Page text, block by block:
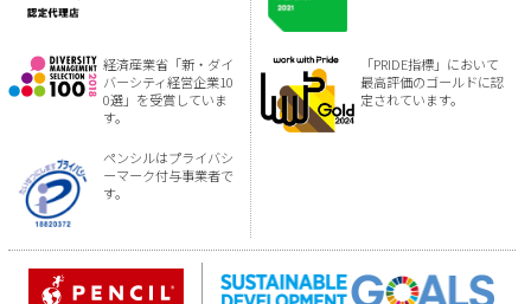
経済産業省「新・ダイ
バーシティ経営企業10
0選」を受賞していま
す。
「PRIDE指標」において
最高評価のゴールドに認
定されています。
ペンシルはプライバシ
ーマーク付与事業者で
す。